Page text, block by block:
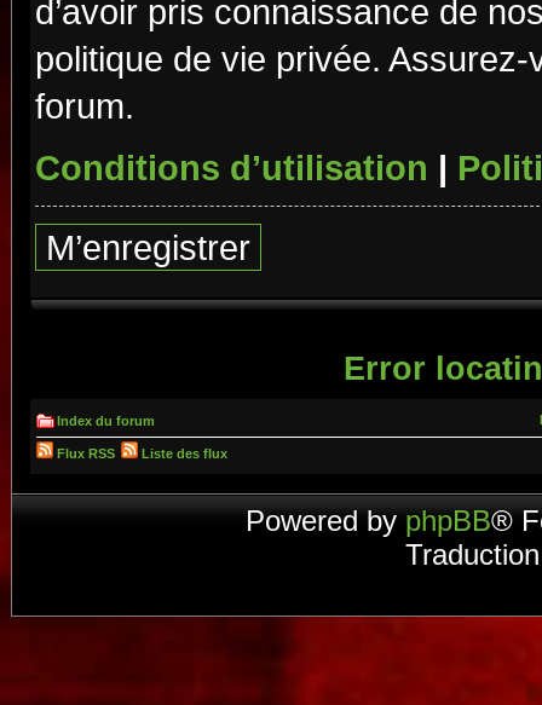
d’avoir pris connaissance de
politique de vie privée.
forum.
Conditions d’utilisation |
M’enregistrer
Error
Index du forum
Flux RSS Liste des flux
Powered by phpBB®